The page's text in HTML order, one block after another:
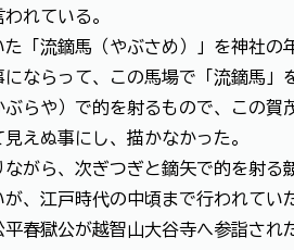
れている。
「流鏑馬（やぶさめ）」を神社の
ならって、この馬場で「流鏑馬」
らや）で的を射るもので、この
えぬ事にし、描かなかった。
がら、次ぎつぎと鏑矢で的を射る
、江戸時代の中頃まで行われてい
春獄公が越智山大谷寺へ参詣さ